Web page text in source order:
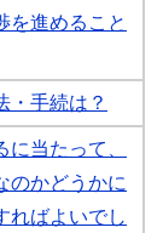
を進めること
・手続は？
当たって、
のかどうかに
ればよいでし